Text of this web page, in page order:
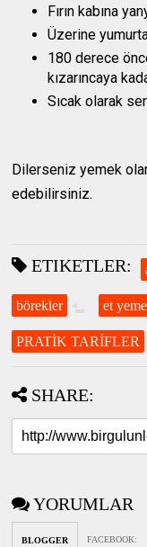
Fırın kabına
Üzerine
180 derece
kızarıncaya
Sıcak olarak
Dilerseniz yemek
edebilirsiniz.
ETIKETLER:
börekler et
PRATİK TARİFLER
SHARE:
YORUMLAR
BLOGGER FACEBOOK: